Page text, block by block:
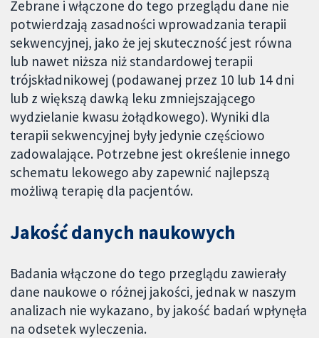
Zebrane i włączone do tego przeglądu dane nie
potwierdzają zasadności wprowadzania terapii
sekwencyjnej, jako że jej skuteczność jest równa
lub nawet niższa niż standardowej terapii
trójskładnikowej (podawanej przez 10 lub 14 dni
lub z większą dawką leku zmniejszającego
wydzielanie kwasu żołądkowego). Wyniki dla
terapii sekwencyjnej były jedynie częściowo
zadowalające. Potrzebne jest określenie innego
schematu lekowego aby zapewnić najlepszą
możliwą terapię dla pacjentów.
Jakość danych naukowych
Badania włączone do tego przeglądu zawierały
dane naukowe o różnej jakości, jednak w naszym
analizach nie wykazano, by jakość badań wpłynęła
na odsetek wyleczenia.